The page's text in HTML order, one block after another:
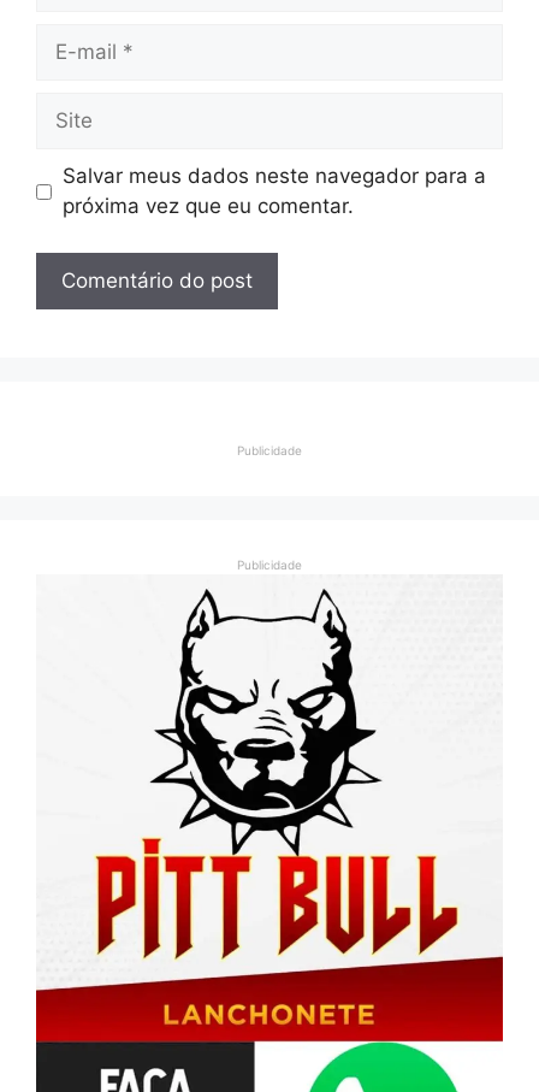
Site
Salvar meus dados neste navegador para a
próxima vez que eu comentar.
Publicidade
Publicidade